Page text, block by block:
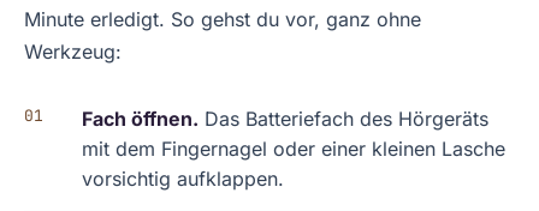
Minute erledigt. So gehst du vor, ganz ohne
Werkzeug:
Fach öffnen. Das Batteriefach des Hörgeräts
mit dem Fingernagel oder einer kleinen Lasche
vorsichtig aufklappen.